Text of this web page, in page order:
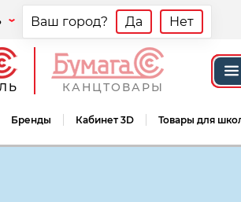
Ваш город? Да Нет
КАНЦТОВАРЫ
Бренды Кабинет 3D Товары для